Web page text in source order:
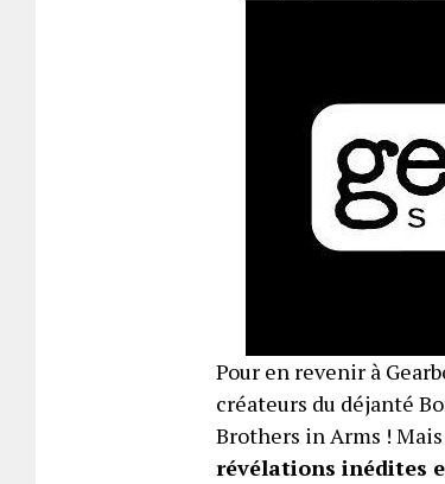
Pour en revenir à
créateurs du déjanté
Brothers in Arms !
révélations inédites